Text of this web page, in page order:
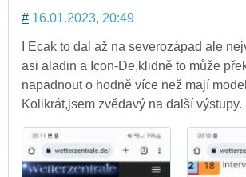
# 16.01.2023, 20:49
I Ecak to dal až na severozápad ale
asi aladin a Icon-De,klidně to může
napadnout o hodně více než mají
Kolikrát,jsem zvědavý na další výstupy.